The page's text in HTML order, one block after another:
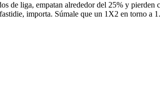
de liga, empatan alrededor del 25% y
importa. Súmale que un 1X2 en torno